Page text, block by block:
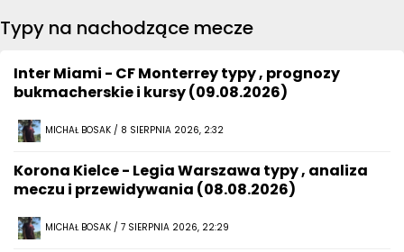
Typy na nachodzące mecze
Inter Miami - CF Monterrey typy , prognozy
bukmacherskie i kursy (09.08.2026)
MICHAŁ BOSAK / 8 SIERPNIA 2026, 2:32
Korona Kielce - Legia Warszawa typy , analiza
meczu i przewidywania (08.08.2026)
MICHAŁ BOSAK / 7 SIERPNIA 2026, 22:29